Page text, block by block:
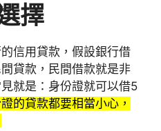
擇
信用貸款，假設銀行借
貸款，民間借款就是非
就是：身份證就可以借5
的貸款都要相當小心，